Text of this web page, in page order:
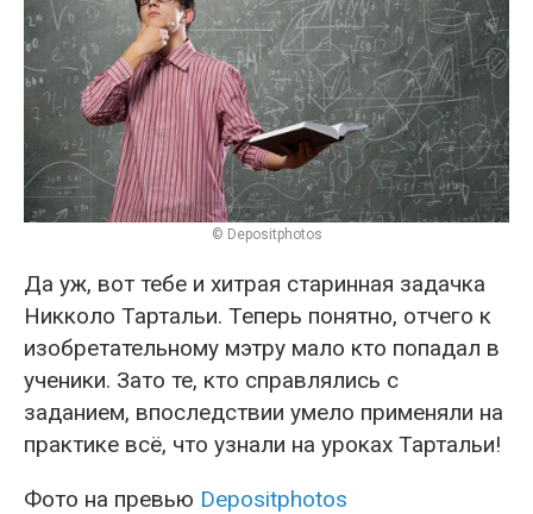
© Depositphotos
Да уж, вот тебе и хитрая старинная задачка
Никколо Тартальи. Теперь понятно, отчего к
изобретательному мэтру мало кто попадал в
ученики. Зато те, кто справлялись с
заданием, впоследствии умело применяли на
практике всё, что узнали на уроках Тартальи!
Фото на превью Depositphotos